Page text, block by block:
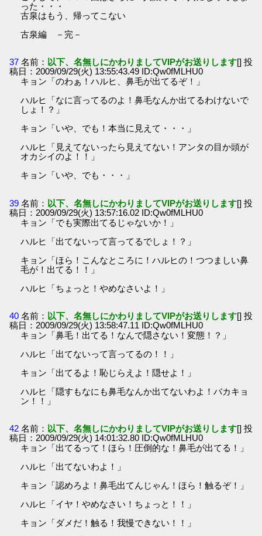
った・・・
古泉はもう、帰ってこない
古泉編 －完－
37 名前： 以下、名無しにかわりましてVIPがお送りします[] 投
稿日：2009/09/29(火) 13:55:43.49 ID:Qw0fMLHU0
キョン「のわぁ！ハルヒ、鼻毛が出てるぞ！」
ハルヒ「なに言ってるのよ！鼻毛なんか出てるわけないで
しょ！？」
キョン「いや、でも！本当に見えて・・・」
ハルヒ「見えてないったら見えてない！アンタの目か頭が
オカシイのよ！！」
キョン「いや、でも・・・」
39 名前： 以下、名無しにかわりましてVIPがお送りします[] 投
稿日：2009/09/29(火) 13:57:16.02 ID:Qw0fMLHU0
キョン「でも実際出てるじゃないか！」
ハルヒ「出てないって言ってるでしょ！？」
キョン「ほら！こんなところに！ハルヒの！つつましい鼻
毛が！出てる！！」
ハルヒ「ちょっと！やめなさいよ！」
40 名前： 以下、名無しにかわりましてVIPがお送りします[] 投
稿日：2009/09/29(火) 13:58:47.11 ID:Qw0fMLHU0
キョン「鼻毛！出てる！なんで隠さない！変態！？」
ハルヒ「出てないって言ってるの！！」
キョン「出てるよ！恥じらえよ！隠せよ！」
ハルヒ「隠すもなにも鼻毛なんか出てないわよ！バカキョ
ン！！」
42 名前： 以下、名無しにかわりましてVIPがお送りします[] 投
稿日：2009/09/29(火) 14:01:32.80 ID:Qw0fMLHU0
キョン「出てるって！ほら！圧倒的な！鼻毛が出てる！」
ハルヒ「出てないわよ！」
キョン「認めろよ！鼻毛出てんじゃん！ほら！触るぞ！」
ハルヒ「イヤ！やめなさい！ちょっと！！」
キョン「ダメだ！触る！我慢できない！！」